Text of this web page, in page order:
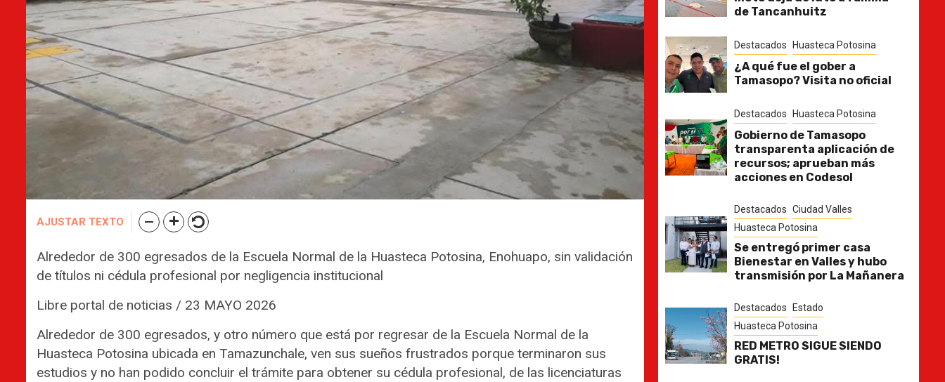
AJUSTAR TEXTO
Alrededor de 300 egresados de la Escuela Normal de la Huasteca Potosina, Enohuapo, sin validación
de títulos ni cédula profesional por negligencia institucional
Libre portal de noticias / 23 MAYO 2026
Alrededor de 300 egresados, y otro número que está por regresar de la Escuela Normal de la
Huasteca Potosina ubicada en Tamazunchale, ven sus sueños frustrados porque terminaron sus
estudios y no han podido concluir el trámite para obtener su cédula profesional, de las licenciaturas
de Tancanhuitz
Destacados Huasteca Potosina
¿A qué fue el gober a
Tamasopo? Visita no oficial
Destacados Huasteca Potosina
Gobierno de Tamasopo
transparenta aplicación de
recursos; aprueban más
acciones en Codesol
Destacados Ciudad Valles
Huasteca Potosina
Se entregó primer casa
Bienestar en Valles y hubo
transmisión por La Mañanera
Destacados
Estado
Huasteca Potosina
RED METRO SIGUE SIENDO
GRATIS!